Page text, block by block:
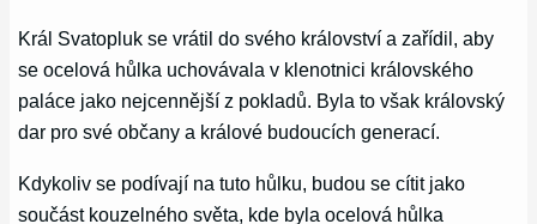
Král Svatopluk se vrátil do svého království a zařídil, aby
se ocelová hůlka uchovávala v klenotnici královského
paláce jako nejcennější z pokladů. Byla to však královský
dar pro své občany a králové budoucích generací.
Kdykoliv se podívají na tuto hůlku, budou se cítit jako
součást kouzelného světa, kde byla ocelová hůlka